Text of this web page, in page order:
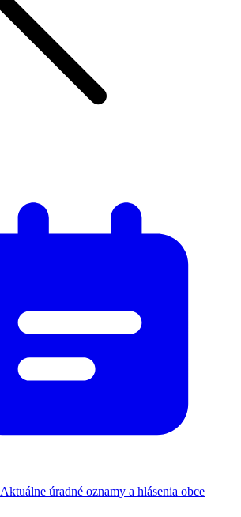
Aktuálne úradné oznamy a hlásenia obce